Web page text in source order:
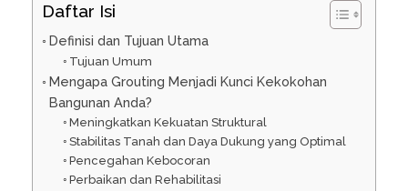
Daftar Isi
Definisi dan Tujuan Utama
Tujuan Umum
Mengapa Grouting Menjadi Kunci Kekokohan
Bangunan Anda?
Meningkatkan Kekuatan Struktural
Stabilitas Tanah dan Daya Dukung yang Optimal
Pencegahan Kebocoran
Perbaikan dan Rehabilitasi